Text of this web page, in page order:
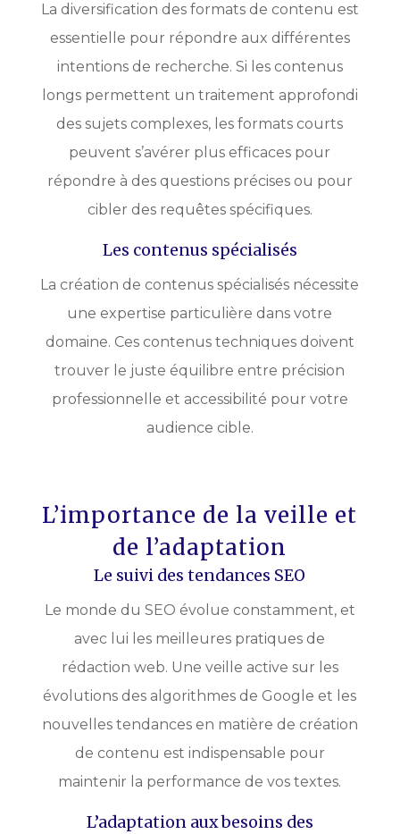
La diversification des formats de contenu est
essentielle pour répondre aux différentes
intentions de recherche. Si les contenus
longs permettent un traitement approfondi
des sujets complexes, les formats courts
peuvent s’avérer plus efficaces pour
répondre à des questions précises ou pour
cibler des requêtes spécifiques.
Les contenus spécialisés
La création de contenus spécialisés nécessite
une expertise particulière dans votre
domaine. Ces contenus techniques doivent
trouver le juste équilibre entre précision
professionnelle et accessibilité pour votre
audience cible.
L’importance de la veille et
de l’adaptation
Le suivi des tendances SEO
Le monde du SEO évolue constamment, et
avec lui les meilleures pratiques de
rédaction web. Une veille active sur les
évolutions des algorithmes de Google et les
nouvelles tendances en matière de création
de contenu est indispensable pour
maintenir la performance de vos textes.
L’adaptation aux besoins des